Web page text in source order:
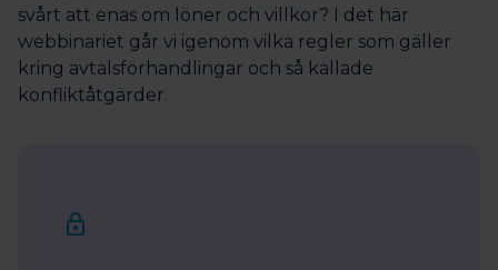
svårt att enas om löner och villkor? I det här
webbinariet går vi igenom vilka regler som gäller
kring avtalsförhandlingar och så kallade
konfliktåtgärder.